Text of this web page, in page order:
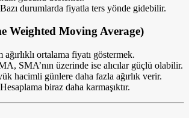
Bazı durumlarda fiyatla ters yönde gidebilir.
Weighted Moving Average)
ağırlıklı ortalama fiyatı göstermek.
SMA’nın üzerinde ise alıcılar güçlü olabilir.
hacimli günlere daha fazla ağırlık verir.
Hesaplama biraz daha karmaşıktır.